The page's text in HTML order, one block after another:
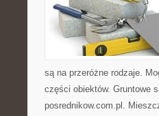
są na przeróżne rodzaje.
części obiektów. Gruntowe
posrednikow.com.pl.